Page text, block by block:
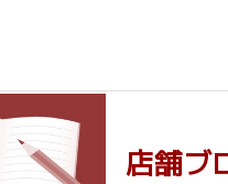
店舗ブ